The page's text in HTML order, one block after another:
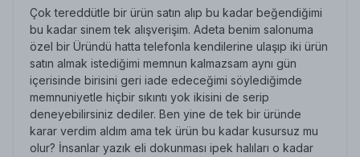
Çok tereddütle bir ürün satın alıp bu kadar beğendiğimi
bu kadar sinem tek alışverişim. Adeta benim salonuma
özel bir Üründü hatta telefonla kendilerine ulaşıp iki ürün
satın almak istediğimi memnun kalmazsam aynı gün
içerisinde birisini geri iade edeceğimi söylediğimde
memnuniyetle hiçbir sıkıntı yok ikisini de serip
deneyebilirsiniz dediler. Ben yine de tek bir üründe
karar verdim aldım ama tek ürün bu kadar kusursuz mu
olur? İnsanlar yazık eli dokunması ipek halıları o kadar